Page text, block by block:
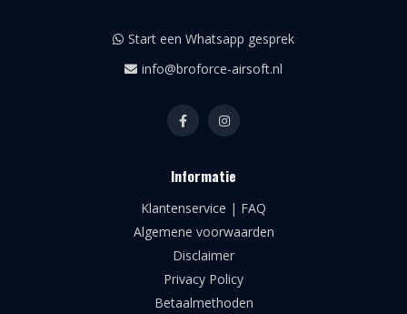
Start een Whatsapp gesprek
info@broforce-airsoft.nl
Informatie
Klantenservice | FAQ
Algemene voorwaarden
Disclaimer
Privacy Policy
Betaalmethoden